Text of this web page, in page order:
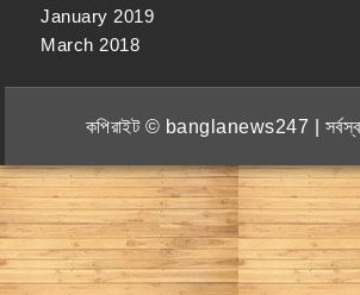
January 2019
March 2018
কপিরাইট © banglanews247 |